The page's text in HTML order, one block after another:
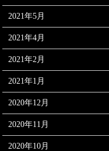
2021年5月
2021年4月
2021年2月
2021年1月
2020年12月
2020年11月
2020年10月